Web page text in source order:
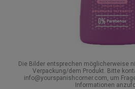
Die Bilder entsprechen möglicherweise
Verpackung/dem Produkt. Bitte
info@yourspanishcorner.com, um
Informationen